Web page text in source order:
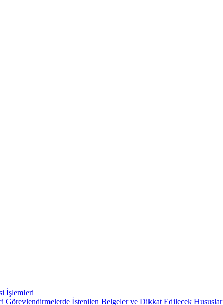
İşlemleri
Görevlendirmelerde İstenilen Belgeler ve Dikkat Edilecek Hususlar